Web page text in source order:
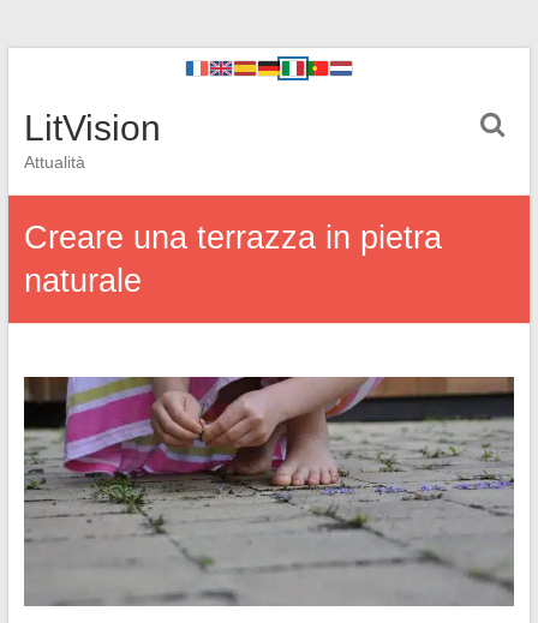
LitVision
Attualità
Creare una terrazza in pietra
naturale